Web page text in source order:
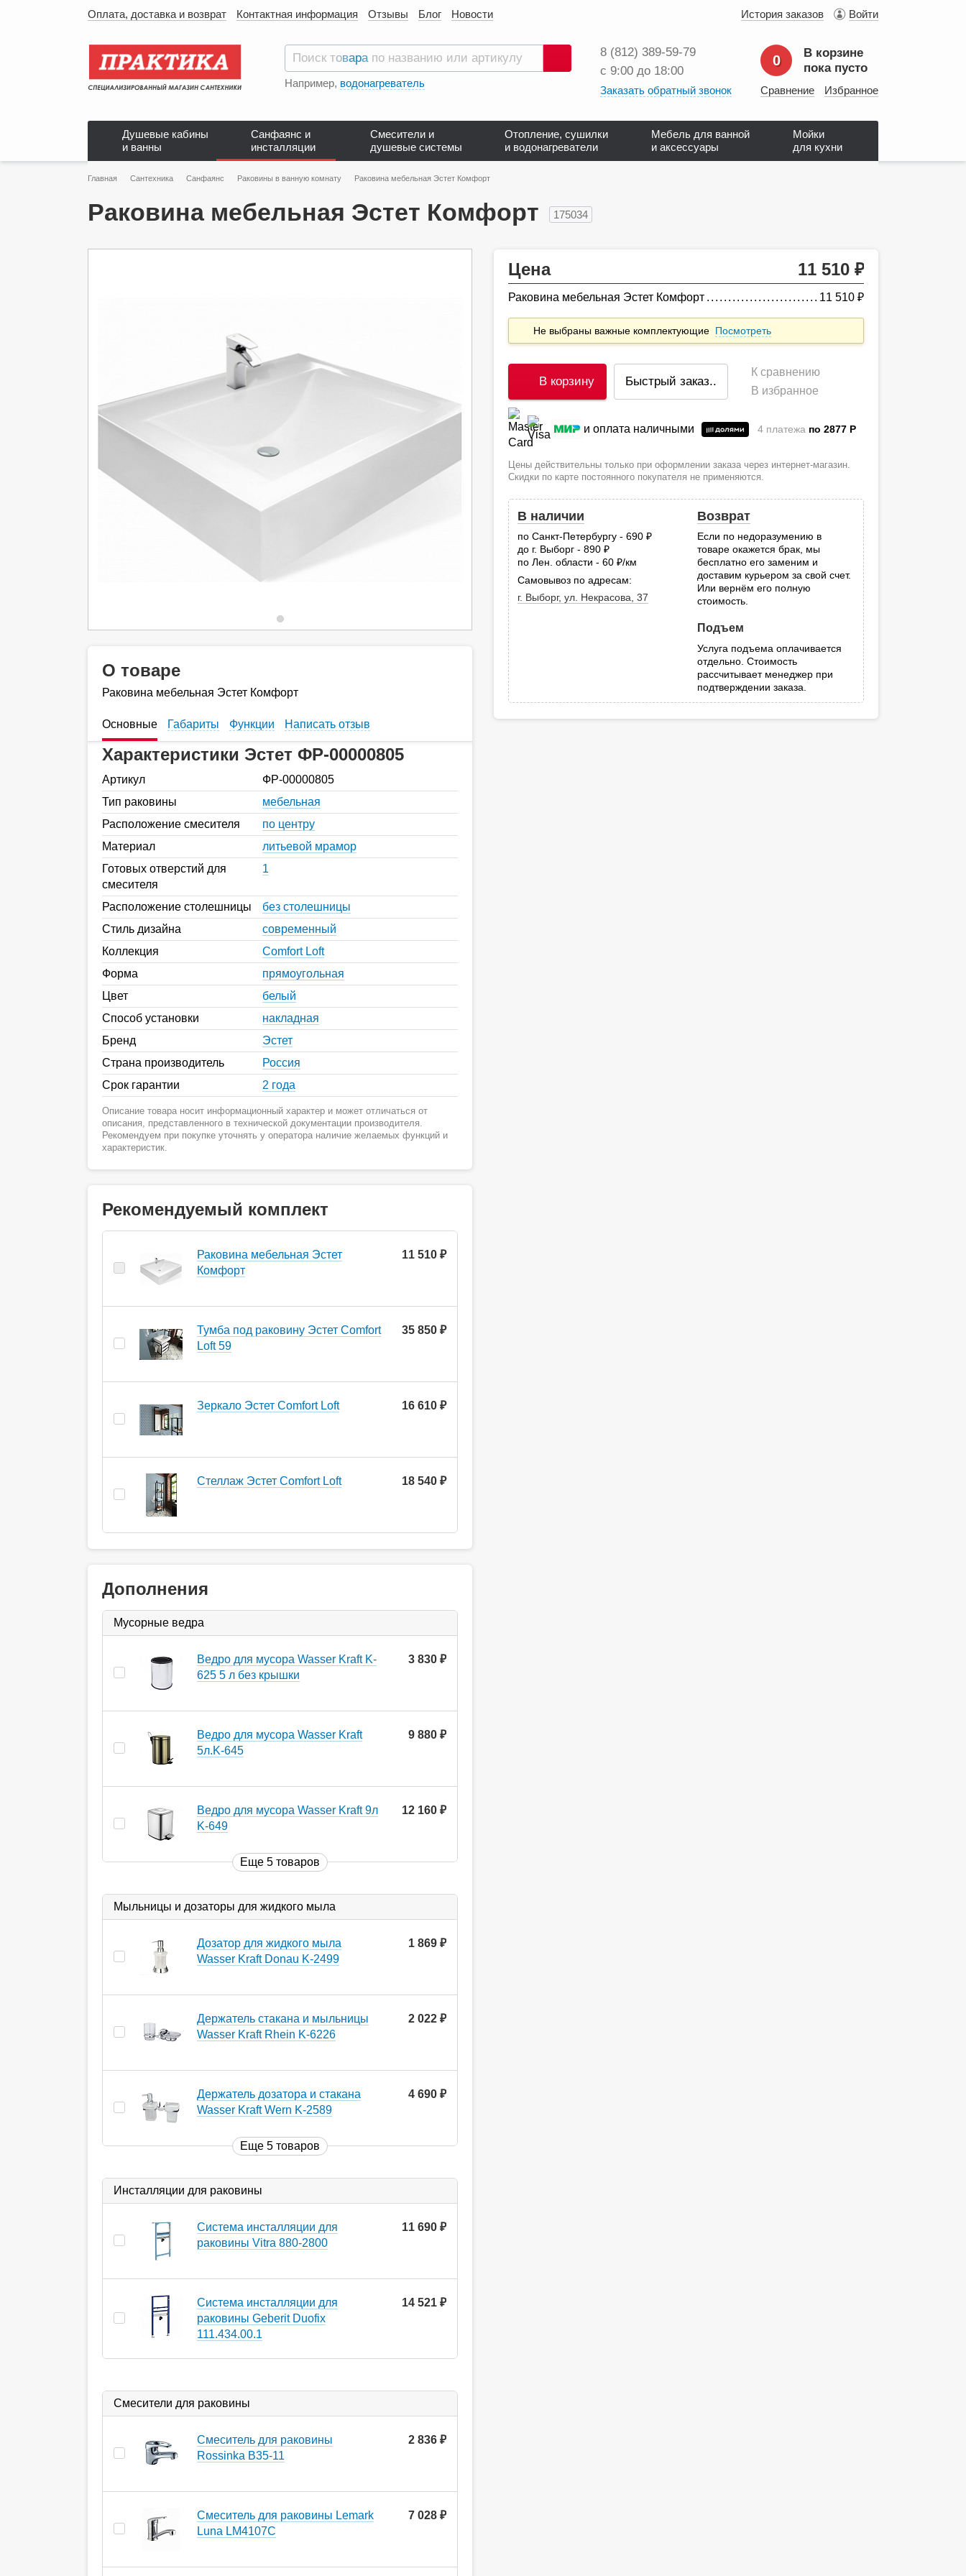
Оплата, доставка и возврат Контактная информация Отзывы Блог Новости История заказов Войти
Поиск
Например, водонагреватель
8 (812) 389‑59‑79
с 9:00 до 18:00
Заказать обратный звонок
0
В корзине
пока пусто
Сравнение Избранное
Душевые кабины
и ванны
Санфаянс и
инсталляции
Смесители и
душевые системы
Отопление, сушилки
и водонагреватели
Мебель для ванной
и аксессуары
Мойки
для кухни
Главная Сантехника Санфаянс Раковины в ванную комнату Раковина мебельная Эстет Комфорт
Раковина мебельная Эстет Комфорт 175034
Цена 11 510
Раковина мебельная Эстет Комфорт 11 510
Не выбраны важные комплектующие Посмотреть
В корзину Быстрый заказ..
К сравнению
В избранное
и оплата наличными 4 платежа по 2877 P
Цены действительны только при оформлении заказа через интернет-магазин.
Скидки по карте постоянного покупателя не применяются.
В наличии
по Санкт-Петербургу - 690
до г. Выборг - 890
по Лен. области - 60
руб.
/км
Самовывоз по адресам:
г. Выборг, ул. Некрасова, 37
Возврат
Если по недоразумению в
товаре окажется брак, мы
бесплатно его заменим и
доставим курьером за свой счет.
Или вернём его полную
стоимость.
Подъем
Услуга подъема оплачивается
отдельно. Стоимость
рассчитывает менеджер при
подтверждении заказа.
О товаре
Раковина мебельная Эстет Комфорт
Основные Габариты Функции Написать отзыв
Характеристики Эстет ФР-00000805
Артикул
ФР-00000805
Тип раковины
мебельная
Расположение смесителя
по центру
Материал
литьевой мрамор
Готовых отверстий для
смесителя
1
Расположение столешницы
без столешницы
Стиль дизайна
современный
Коллекция
Comfort Loft
Форма
прямоугольная
Цвет
белый
Способ установки
накладная
Бренд
Эстет
Страна производитель
Россия
Срок гарантии
2 года
Описание товара носит информационный характер и может отличаться от
описания, представленного в технической документации производителя.
Рекомендуем при покупке уточнять у оператора наличие желаемых функций и
характеристик.
Рекомендуемый комплект
Раковина мебельная Эстет
Комфорт
11 510 ₽
Тумба под раковину Эстет Comfort
Loft 59
35 850 ₽
Зеркало Эстет Comfort Loft 16 610 ₽
Стеллаж Эстет Comfort Loft 18 540 ₽
Дополнения
Мусорные ведра
Ведро для мусора Wasser Kraft K-
625 5 л без крышки
3 830
Ведро для мусора Wasser Kraft
5л.K-645
9 880
Ведро для мусора Wasser Kraft 9л
K-649
12 160
Еще 5 товаров
Мыльницы и дозаторы для жидкого мыла
Дозатор для жидкого мыла
Wasser Kraft Donau K-2499
1 869
Держатель стакана и мыльницы
Wasser Kraft Rhein K-6226
2 022
Держатель дозатора и стакана
Wasser Kraft Wern K-2589
4 690
Еще 5 товаров
Инсталляции для раковины
Система инсталляции для
раковины Vitra 880-2800
11 690
Система инсталляции для
раковины Geberit Duofix
111.434.00.1
14 521
Смесители для раковины
Смеситель для раковины
Rossinka B35-11
2 836
Смеситель для раковины Lemark
Luna LM4107C
7 028